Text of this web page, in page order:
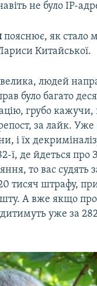
не було IP-
пояснює, як
Китайської.
людей
було багато
грубо
за лайк.
і їх
ї, де йдеться
то вас судять
тисяч штрафу,
А вже якщо
уже за